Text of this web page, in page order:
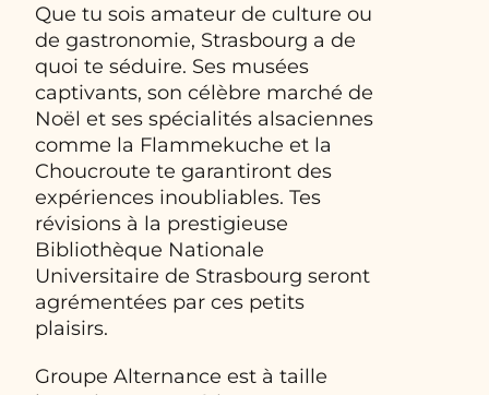
Que tu sois amateur de culture ou
de gastronomie, Strasbourg a de
quoi te séduire. Ses musées
captivants, son célèbre marché de
Noël et ses spécialités alsaciennes
comme la Flammekuche et la
Choucroute te garantiront des
expériences inoubliables. Tes
révisions à la prestigieuse
Bibliothèque Nationale
Universitaire de Strasbourg seront
agrémentées par ces petits
plaisirs.
Groupe Alternance est à taille